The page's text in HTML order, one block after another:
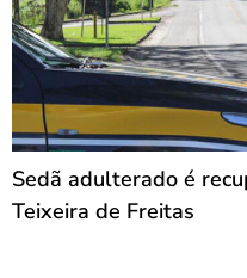
Sedã adulterado é
Teixeira de Freitas